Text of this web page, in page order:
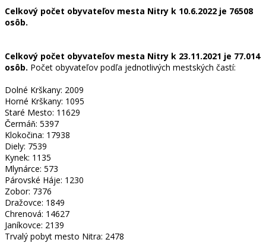
Celkový počet obyvateľov mesta Nitry k 10.6.2022 je 76508
osôb.
Celkový počet obyvateľov mesta Nitry k 23.11.2021 je 77.014
osôb. Počet obyvateľov podľa jednotlivých mestských častí:
Dolné Krškany: 2009
Horné Krškany: 1095
Staré Mesto: 11629
Čermáň: 5397
Klokočina: 17938
Diely: 7539
Kynek: 1135
Mlynárce: 573
Párovské Háje: 1230
Zobor: 7376
Dražovce: 1849
Chrenová: 14627
Janíkovce: 2139
Trvalý pobyt mesto Nitra: 2478